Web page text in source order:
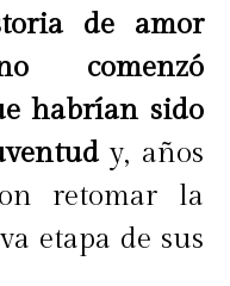
de amor
comenzó
habrían sido
y, años
retomar la
etapa de sus